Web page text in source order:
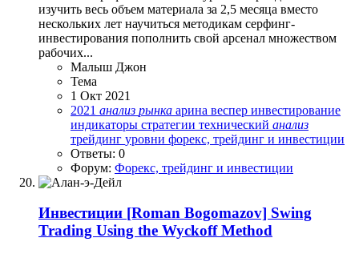
изучить весь объем материала за 2,5 месяца вместо
нескольких лет научиться методикам серфинг-
инвестирования пополнить свой арсенал множеством
рабочих...
Малыш Джон
Тема
1 Окт 2021
2021 анализ рынка арина веспер инвестирование
индикаторы стратегии технический анализ
трейдинг уровни форекс, трейдинг и инвестиции
Ответы: 0
Форум: Форекс, трейдинг и инвестиции
Инвестиции [Roman Bogomazov] Swing
Trading Using the Wyckoff Method